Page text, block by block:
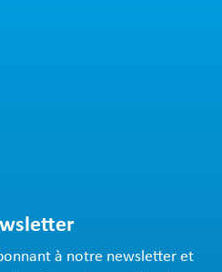
à notre newsletter et